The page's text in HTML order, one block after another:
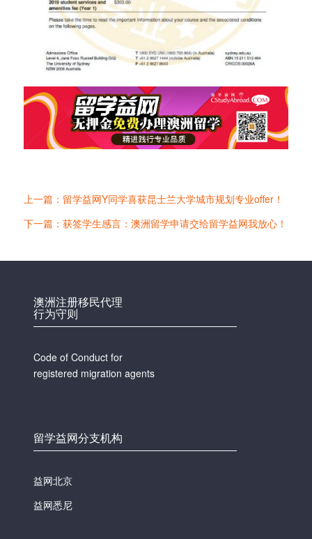
上一篇：留学益网Y同学喜获昆士兰大学城市规划专业offer！
下一篇：获签学生感言：澳洲留学申请交给留学益网我放心！
澳洲注册移民代理
行为守则
Code of Conduct for
registered migration agents
留学益网分支机构
益网北京
益网悉尼